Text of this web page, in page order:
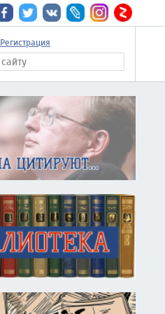
Регистрация